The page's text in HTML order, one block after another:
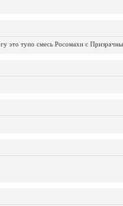
это тупо смесь Росомахи с